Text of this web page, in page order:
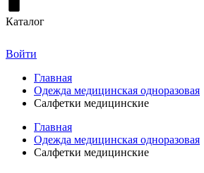
Каталог
Войти
Главная
Одежда медицинская одноразовая
Салфетки медицинские
Главная
Одежда медицинская одноразовая
Салфетки медицинские